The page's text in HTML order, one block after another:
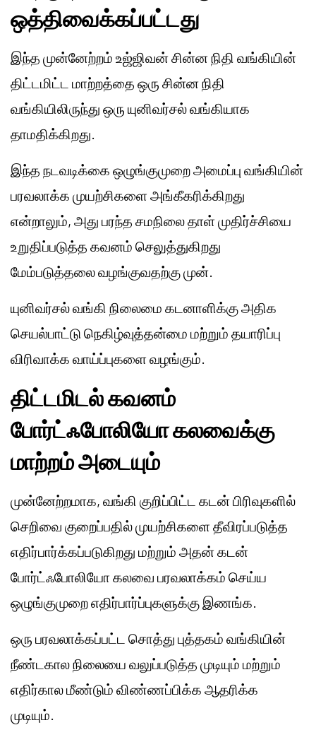
ஒத்திவைக்கப்பட்டது
இந்த முன்னேற்றம் உஜ்ஜிவன் சின்ன நிதி வங்கியின்
திட்டமிட்ட மாற்றத்தை ஒரு சின்ன நிதி
வங்கியிலிருந்து ஒரு யுனிவர்சல் வங்கியாக
தாமதிக்கிறது.
இந்த நடவடிக்கை ஒழுங்குமுறை அமைப்பு வங்கியின்
பரவலாக்க முயற்சிகளை அங்கீகரிக்கிறது
என்றாலும், அது பரந்த சமநிலை தாள் முதிர்ச்சியை
உறுதிப்படுத்த கவனம் செலுத்துகிறது
மேம்படுத்தலை வழங்குவதற்கு முன்.
யுனிவர்சல் வங்கி நிலைமை கடனாளிக்கு அதிக
செயல்பாட்டு நெகிழ்வுத்தன்மை மற்றும் தயாரிப்பு
விரிவாக்க வாய்ப்புகளை வழங்கும்.
திட்டமிடல் கவனம்
போர்ட்ஃபோலியோ கலவைக்கு
மாற்றம் அடையும்
முன்னேற்றமாக, வங்கி குறிப்பிட்ட கடன் பிரிவுகளில்
செறிவை குறைப்பதில் முயற்சிகளை தீவிரப்படுத்த
எதிர்பார்க்கப்படுகிறது மற்றும் அதன் கடன்
போர்ட்ஃபோலியோ கலவை பரவலாக்கம் செய்ய
ஒழுங்குமுறை எதிர்பார்ப்புகளுக்கு இணங்க.
ஒரு பரவலாக்கப்பட்ட சொத்து புத்தகம் வங்கியின்
நீண்டகால நிலையை வலுப்படுத்த முடியும் மற்றும்
எதிர்கால மீண்டும் விண்ணப்பிக்க ஆதரிக்க
முடியும்.